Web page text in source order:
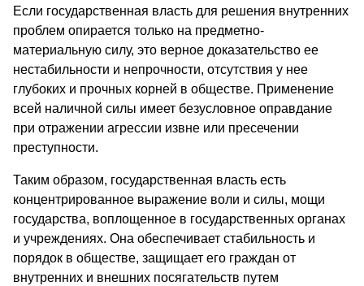
Если государственная власть для решения внутренних
проблем опирается только на предметно-
материальную силу, это верное доказательство ее
нестабильности и непрочности, отсутствия у нее
глубоких и прочных корней в обществе. Применение
всей наличной силы имеет безусловное оправдание
при отражении агрессии извне или пресечении
преступности.
Таким образом, государственная власть есть
концентрированное выражение воли и силы, мощи
государства, воплощенное в государственных органах
и учреждениях. Она обеспечивает стабильность и
порядок в обществе, защищает его граждан от
внутренних и внешних посягательств путем